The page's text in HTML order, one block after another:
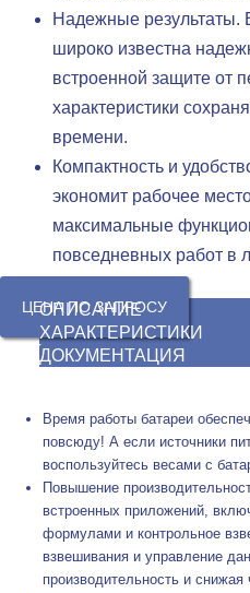
Надежные результаты.
широко известна
встроенной защите от
характеристики
времени.
Компактность и
экономит рабочее
максимальные
повседневных работ в
ЦЕНА ПО ЗАПРОСУ
ОПИСАНИЕ
ХАРАКТЕРИСТИКИ
ДОКУМЕНТАЦИЯ
Время работы батареи
повсюду! А если источники
воспользуйтесь весами с
Повышение
встроенных приложений,
формулами и контрольное
взвешивания и управление
производительность и